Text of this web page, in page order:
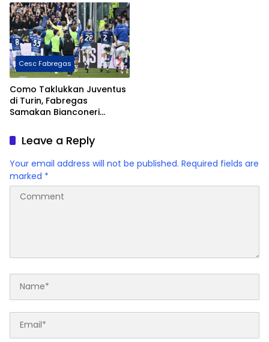
Cesc Fabregas
Como Taklukkan Juventus
di Turin, Fabregas
Samakan Bianconeri
Leave a Reply
Your email address will not be published. Required fields are
marked *